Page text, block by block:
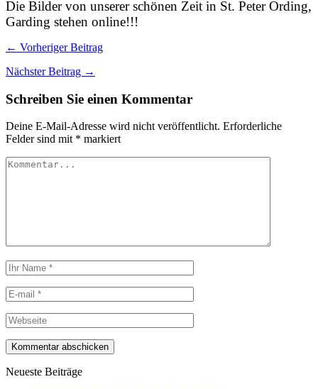
Die Bilder von unserer schönen Zeit in St. Peter Ording,
Garding stehen online!!!
← Vorheriger Beitrag
Nächster Beitrag →
Schreiben Sie einen Kommentar
Deine E-Mail-Adresse wird nicht veröffentlicht. Erforderliche
Felder sind mit * markiert
Neueste Beiträge